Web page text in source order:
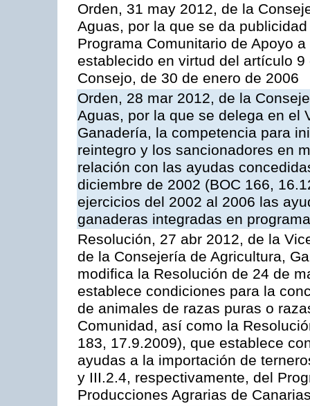
Orden, 31 may 2012, de la
Aguas, por la que se da
Programa Comunitario de Apoyo
establecido en virtud del artículo
Consejo, de 30 de enero de 2006
Orden, 28 mar 2012, de la
Aguas, por la que se delega en el
Ganadería, la competencia para
reintegro y los sancionadores en
relación con las ayudas
diciembre de 2002 (BOC 166,
ejercicios del 2002 al 2006 las
ganaderas integradas en
Resolución, 27 abr 2012, de la
de la Consejería de Agricultura,
modifica la Resolución de 24 de
establece condiciones para la
de animales de razas puras o
Comunidad, así como la
183, 17.9.2009), que establece
ayudas a la importación de
y III.2.4, respectivamente, del
Producciones Agrarias de